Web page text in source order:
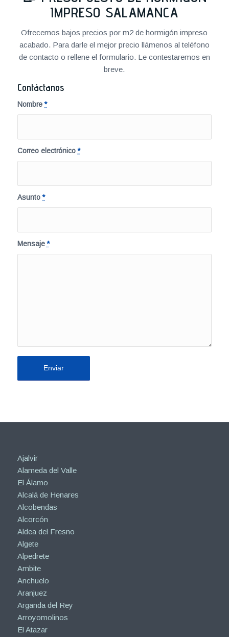
IMPRESO SALAMANCA
Ofrecemos bajos precios por m2 de hormigón impreso
acabado. Para darle el mejor precio llámenos al teléfono
de contacto o rellene el formulario. Le contestaremos en
breve.
Contáctanos
Nombre*
Correo electrónico*
Asunto*
Mensaje*
Ajalvir
Alameda del Valle
El Álamo
Alcalá de Henares
Alcobendas
Alcorcón
Aldea del Fresno
Algete
Alpedrete
Ambite
Anchuelo
Aranjuez
Arganda del Rey
Arroyomolinos
El Atazar